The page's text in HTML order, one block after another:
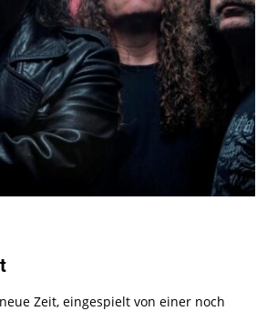
Zeit, eingespielt von einer noch